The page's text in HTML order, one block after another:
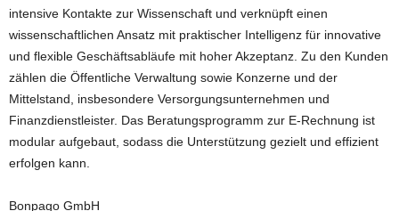
intensive Kontakte zur Wissenschaft und verknüpft einen
wissenschaftlichen Ansatz mit praktischer Intelligenz für innovative
und flexible Geschäftsabläufe mit hoher Akzeptanz. Zu den Kunden
zählen die Öffentliche Verwaltung sowie Konzerne und der
Mittelstand, insbesondere Versorgungsunternehmen und
Finanzdienstleister. Das Beratungsprogramm zur E-Rechnung ist
modular aufgebaut, sodass die Unterstützung gezielt und effizient
erfolgen kann.
Bonpago GmbH